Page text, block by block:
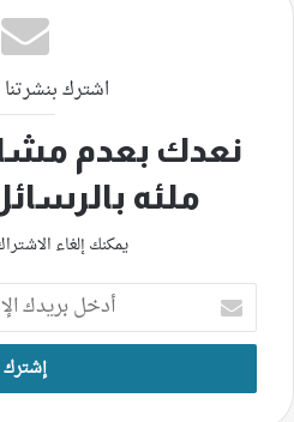
اشترك بنشرتنا
نعدك بعدم
ملئه
يمكنك إلغاء
أدخل
بريدك
الإلكتروني